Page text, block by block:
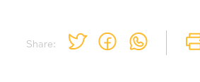
Share:
Sign up Login